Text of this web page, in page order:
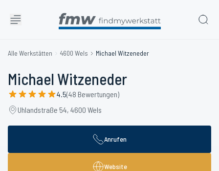
Alle Werkstätten 4600 Wels Michael Witzeneder
Michael Witzeneder
4.5(48 Bewertungen)
Uhlandstraße 54, 4600 Wels
Anrufen
Website